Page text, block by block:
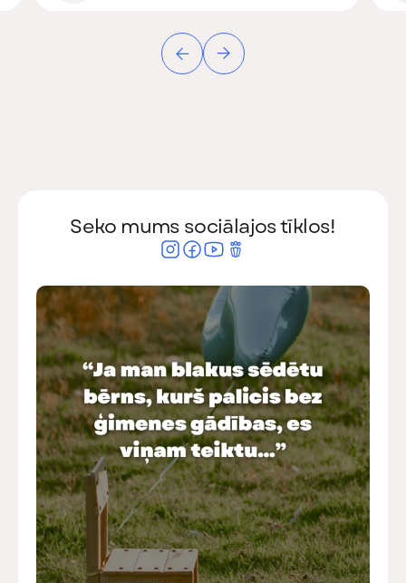
Seko mums sociālajos tīklos!